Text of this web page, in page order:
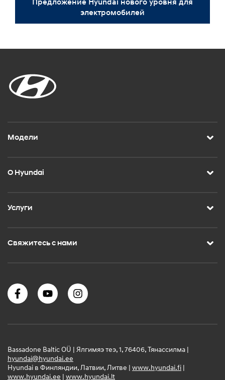
Предложение Hyundai нового уровня для
электромобилей
Модели
О Hyundai
Услуги
Свяжитесь с нами
Bassadone Baltic OÜ | Ялгимяэ теэ, 1, 76406, Тянассилма |
hyundai@hyundai.ee
Hyundai в Финляндии, Латвии, Литве | www.hyundai.fi |
www.hyundai.ee | www.hyundai.lt